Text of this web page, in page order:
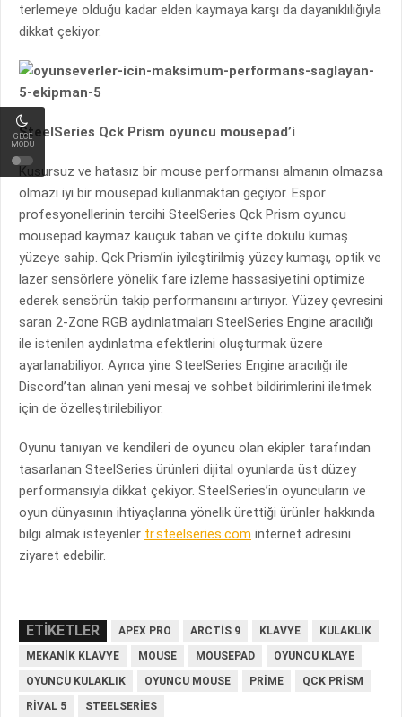
GECE
MODU
terlemeye olduğu kadar elden kaymaya karşı da dayanıklılığıyla
dikkat çekiyor.
SteelSeries Qck Prism oyuncu mousepad’i
Kusursuz ve hatasız bir mouse performansı almanın olmazsa
olmazı iyi bir mousepad kullanmaktan geçiyor. Espor
profesyonellerinin tercihi SteelSeries Qck Prism oyuncu
mousepad kaymaz kauçuk taban ve çifte dokulu kumaş
yüzeye sahip. Qck Prism’in iyileştirilmiş yüzey kumaşı, optik ve
lazer sensörlere yönelik fare izleme hassasiyetini optimize
ederek sensörün takip performansını artırıyor. Yüzey çevresini
saran 2-Zone RGB aydınlatmaları SteelSeries Engine aracılığı
ile istenilen aydınlatma efektlerini oluşturmak üzere
ayarlanabiliyor. Ayrıca yine SteelSeries Engine aracılığı ile
Discord’tan alınan yeni mesaj ve sohbet bildirimlerini iletmek
için de özelleştirilebiliyor.
Oyunu tanıyan ve kendileri de oyuncu olan ekipler tarafından
tasarlanan SteelSeries ürünleri dijital oyunlarda üst düzey
performansıyla dikkat çekiyor. SteelSeries’in oyuncuların ve
oyun dünyasının ihtiyaçlarına yönelik ürettiği ürünler hakkında
bilgi almak isteyenler tr.steelseries.com internet adresini
ziyaret edebilir.
ETIKETLER APEX PRO ARCTIS 9 KLAVYE
KULAKLIK
MEKANIK KLAVYE
MOUSE MOUSEPAD
OYUNCU KLAYE
OYUNCU KULAKLIK
OYUNCU MOUSE PRIME
QCK PRISM
RIVAL 5
STEELSERIES